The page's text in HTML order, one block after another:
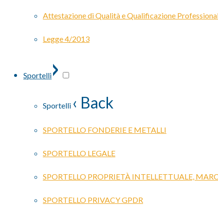
Attestazione di Qualità e Qualificazione
Legge 4/2013
Sportelli›
Sportelli ‹ Back
SPORTELLO FONDERIE E METALLI
SPORTELLO LEGALE
SPORTELLO PROPRIETÀ INTELLETTUALE,
SPORTELLO PRIVACY GPDR